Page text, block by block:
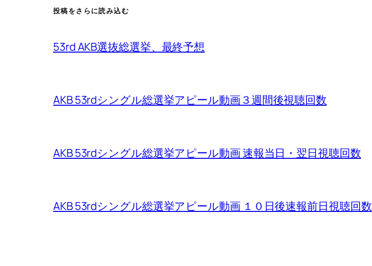
投稿をさらに読み込む
53rd AKB選抜総選挙、最終予想
AKB 53rdシングル総選挙アピール動画３週間後視聴回数
AKB 53rdシングル総選挙アピール動画 速報当日・翌日視聴回数
AKB 53rdシングル総選挙アピール動画 １０日後速報前日視聴回数